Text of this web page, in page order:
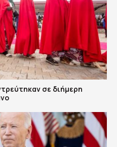
σε διήμερη